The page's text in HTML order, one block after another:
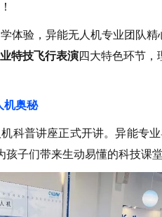
体验，异能无人机专业团队
特技飞行表演四大特色环节，
机奥秘
科普讲座正式开讲。异能专
孩子们带来生动易懂的科技课堂